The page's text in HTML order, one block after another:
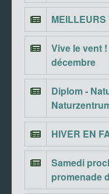
Vive le vent
décembre
Diplom -
HIVER EN
Samedi
promenade